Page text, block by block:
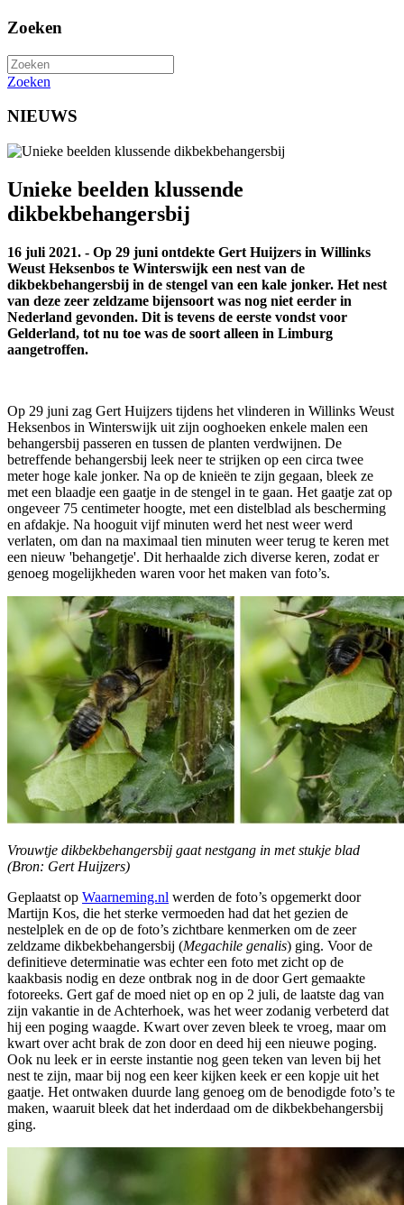
Zoeken
Zoeken
NIEUWS
Unieke beelden klussende
dikbekbehangersbij
16 juli 2021. - Op 29 juni ontdekte Gert Huijzers in Willinks
Weust Heksenbos te Winterswijk een nest van de
dikbekbehangersbij in de stengel van een kale jonker. Het nest
van deze zeer zeldzame bijensoort was nog niet eerder in
Nederland gevonden. Dit is tevens de eerste vondst voor
Gelderland, tot nu toe was de soort alleen in Limburg
aangetroffen.
Op 29 juni zag Gert Huijzers tijdens het vlinderen in Willinks Weust
Heksenbos in Winterswijk uit zijn ooghoeken enkele malen een
behangersbij passeren en tussen de planten verdwijnen. De
betreffende behangersbij leek neer te strijken op een circa twee
meter hoge kale jonker. Na op de knieën te zijn gegaan, bleek ze
met een blaadje een gaatje in de stengel in te gaan. Het gaatje zat op
ongeveer 75 centimeter hoogte, met een distelblad als bescherming
en afdakje. Na hooguit vijf minuten werd het nest weer werd
verlaten, om dan na maximaal tien minuten weer terug te keren met
een nieuw 'behangetje'. Dit herhaalde zich diverse keren, zodat er
genoeg mogelijkheden waren voor het maken van foto’s.
Vrouwtje dikbekbehangersbij gaat nestgang in met stukje blad
(Bron: Gert Huijzers)
Geplaatst op Waarneming.nl werden de foto’s opgemerkt door
Martijn Kos, die het sterke vermoeden had dat het gezien de
nestelplek en de op de foto’s zichtbare kenmerken om de zeer
zeldzame dikbekbehangersbij (Megachile genalis) ging. Voor de
definitieve determinatie was echter een foto met zicht op de
kaakbasis nodig en deze ontbrak nog in de door Gert gemaakte
fotoreeks. Gert gaf de moed niet op en op 2 juli, de laatste dag van
zijn vakantie in de Achterhoek, was het weer zodanig verbeterd dat
hij een poging waagde. Kwart over zeven bleek te vroeg, maar om
kwart over acht brak de zon door en deed hij een nieuwe poging.
Ook nu leek er in eerste instantie nog geen teken van leven bij het
nest te zijn, maar bij nog een keer kijken keek er een kopje uit het
gaatje. Het ontwaken duurde lang genoeg om de benodigde foto’s te
maken, waaruit bleek dat het inderdaad om de dikbekbehangersbij
ging.